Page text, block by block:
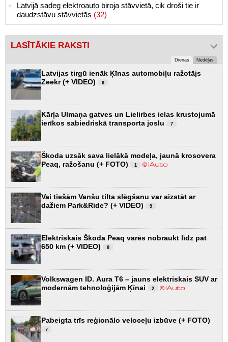
Latvijā sadeg elektroauto biroja stāvvietā, cik droši tie ir
daudzstāvu stāvvietās (32)
LASĪTĀKIE RAKSTI
Dienas Nedēļas
Latvijas tirgū ienāk Ķīnas automobiļu ražotājs
Zeekr (+ VIDEO)
6
Kārļa Ulmaņa gatves un Lielirbes ielas krustojumā
ierīkos sabiedriskā transporta joslu
7
Škoda uzsāk sava lielākā modeļa, jaunā krosovera
Peaq, ražošanu (+ FOTO)
1
Vai tiešām Vanšu tilta slēgšanu var aizstāt ar
dažiem Park&Ride? (+ VIDEO)
9
Elektriskais Škoda Peaq varēs nobraukt līdz pat
650 km (+ VIDEO)
8
Volkswagen ID. Aura T6 – jauns elektriskais SUV ar
modernām tehnoloģijām Ķīnai
2
Pabeigta trīs reģionālo veloceļu izbūve (+ FOTO)
7